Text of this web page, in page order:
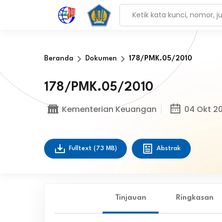
Beranda Dokumen 178/PMK.05/2010
178/PMK.05/2010
Kementerian Keuangan 04 Okt
Fulltext (73 MB) Abstrak
Tinjauan Ringkasan